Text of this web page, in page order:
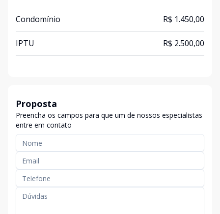
Condomínio R$ 1.450,00
IPTU R$ 2.500,00
Proposta
Preencha os campos para que um de nossos especialistas
entre em contato